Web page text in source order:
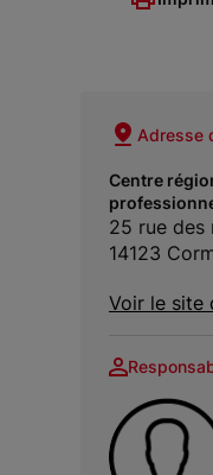
Adresse
Centre
25 rue des
14123
Voir le site